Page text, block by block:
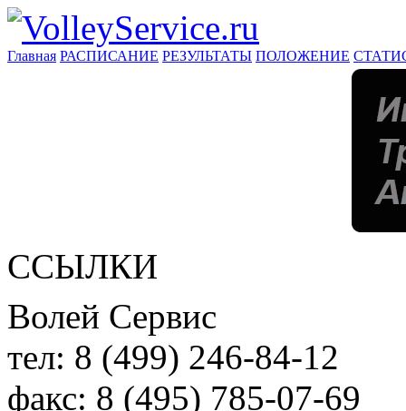
Главная РАСПИСАНИЕ РЕЗУЛЬТАТЫ ПОЛОЖЕНИЕ
ССЫЛКИ
Волей Сервис
тел: 8 (499) 246-84-12
факс: 8 (495) 785-07-69